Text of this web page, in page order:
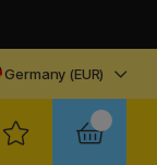
Germany (EUR)